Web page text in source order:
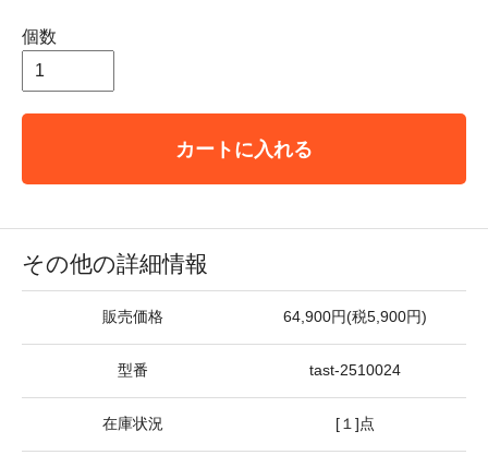
個数
カートに入れる
その他の詳細情報
販売価格 64,900円(税5,900円)
型番 tast-2510024
在庫状況 [１]点